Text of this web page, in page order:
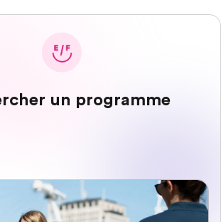
un programme